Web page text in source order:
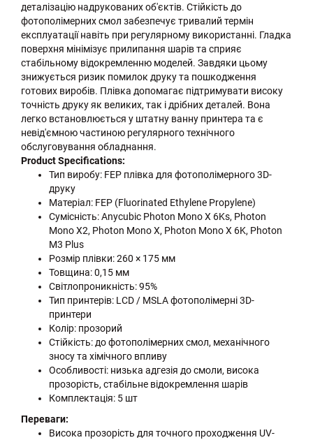
деталізацію надрукованих об'єктів. Стійкість до
фотополімерних смол забезпечує тривалий термін
експлуатації навіть при регулярному використанні. Гладка
поверхня мінімізує прилипання шарів та сприяє
стабільному відокремленню моделей. Завдяки цьому
знижується ризик помилок друку та пошкодження
готових виробів. Плівка допомагає підтримувати високу
точність друку як великих, так і дрібних деталей. Вона
легко встановлюється у штатну ванну принтера та є
невід'ємною частиною регулярного технічного
обслуговування обладнання.
Product Specifications:
Тип виробу: FEP плівка для фотополімерного 3D-
друку
Матеріал: FEP (Fluorinated Ethylene Propylene)
Сумісність: Anycubic Photon Mono X 6Ks, Photon
Mono X2, Photon Mono X, Photon Mono X 6K, Photon
M3 Plus
Розмір плівки: 260 × 175 мм
Товщина: 0,15 мм
Світлопроникність: 95%
Тип принтерів: LCD / MSLA фотополімерні 3D-
принтери
Колір: прозорий
Стійкість: до фотополімерних смол, механічного
зносу та хімічного впливу
Особливості: низька адгезія до смоли, висока
прозорість, стабільне відокремлення шарів
Комплектація: 5 шт
Переваги:
Висока прозорість для точного проходження UV-